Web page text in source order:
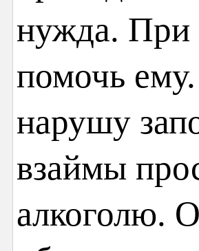
нужда. При
помочь
нарушу
взаймы
алкоголю.